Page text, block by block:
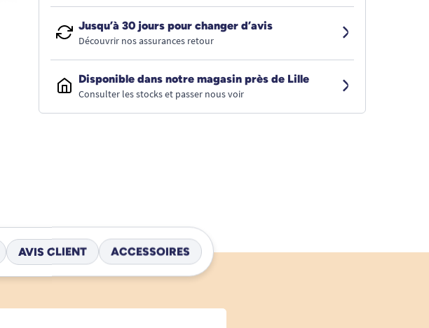
Jusqu’à 30 jours pour changer d’avis
Découvrir nos assurances retour
Disponible dans notre magasin près de Lille
Consulter les stocks et passer nous voir
AVIS CLIENT ACCESSOIRES